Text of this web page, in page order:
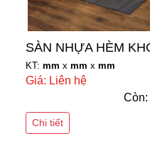
SÀN NHỰA HÈM
KT: mm x mm x mm
Giá: Liên hệ
Còn:
Chi tiết